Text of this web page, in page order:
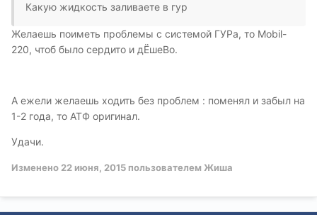
Какую жидкость заливаете в гур
Желаешь поиметь проблемы с системой ГУРа, то Mobil-
220, чтоб было сердито и дЁшеВо.
А ежели желаешь ходить без проблем : поменял и забыл на
1-2 года, то АТФ оригинал.
Удачи.
Изменено 22 июня, 2015 пользователем Жиша